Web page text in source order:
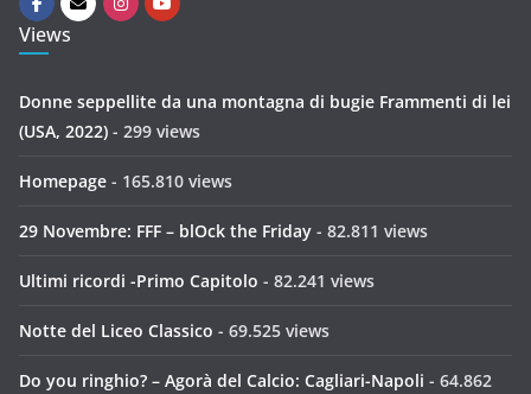
Views
Donne seppellite da una montagna di bugie Frammenti di lei
(USA, 2022) - 299 views
Homepage - 165.810 views
29 Novembre: FFF – blOck the Friday - 82.811 views
Ultimi ricordi -Primo Capitolo - 82.241 views
Notte del Liceo Classico - 69.525 views
Do you ringhio? – Agorà del Calcio: Cagliari-Napoli - 64.862